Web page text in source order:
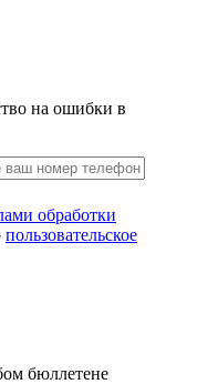
на ошибки в
обработки
пользовательское
бюллетене